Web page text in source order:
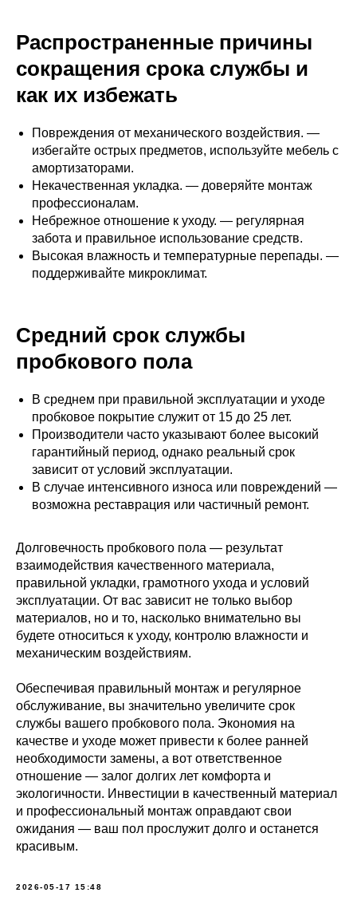
Распространенные причины
сокращения срока службы и
как их избежать
Повреждения от механического воздействия. —
избегайте острых предметов, используйте мебель с
амортизаторами.
Некачественная укладка. — доверяйте монтаж
профессионалам.
Небрежное отношение к уходу. — регулярная
забота и правильное использование средств.
Высокая влажность и температурные перепады. —
поддерживайте микроклимат.
Средний срок службы
пробкового пола
В среднем при правильной эксплуатации и уходе
пробковое покрытие служит от 15 до 25 лет.
Производители часто указывают более высокий
гарантийный период, однако реальный срок
зависит от условий эксплуатации.
В случае интенсивного износа или повреждений —
возможна реставрация или частичный ремонт.
Долговечность пробкового пола — результат
взаимодействия качественного материала,
правильной укладки, грамотного ухода и условий
эксплуатации. От вас зависит не только выбор
материалов, но и то, насколько внимательно вы
будете относиться к уходу, контролю влажности и
механическим воздействиям.
Обеспечивая правильный монтаж и регулярное
обслуживание, вы значительно увеличите срок
службы вашего пробкового пола. Экономия на
качестве и уходе может привести к более ранней
необходимости замены, а вот ответственное
отношение — залог долгих лет комфорта и
экологичности. Инвестиции в качественный материал
и профессиональный монтаж оправдают свои
ожидания — ваш пол прослужит долго и останется
красивым.
2026-05-17 15:48